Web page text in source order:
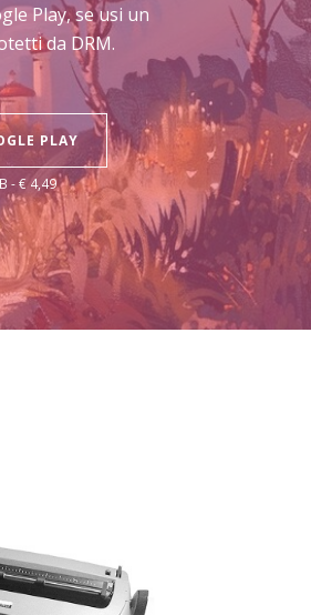
Play, se usi un
da DRM.
PLAY
- € 4,49